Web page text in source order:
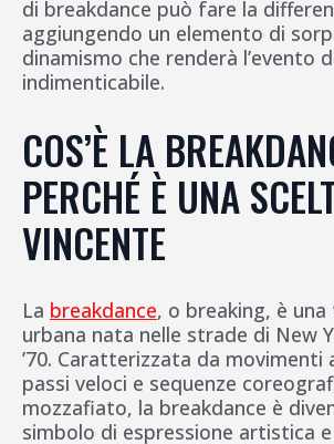
di breakdance può fare la
aggiungendo un elemento di
dinamismo che renderà l’evento
indimenticabile.
COS’È LA
PERCHÉ È UNA
VINCENTE
La breakdance, o breaking, è
urbana nata nelle strade di New
’70. Caratterizzata da movimenti
passi veloci e sequenze
mozzafiato, la breakdance è
simbolo di espressione artistica